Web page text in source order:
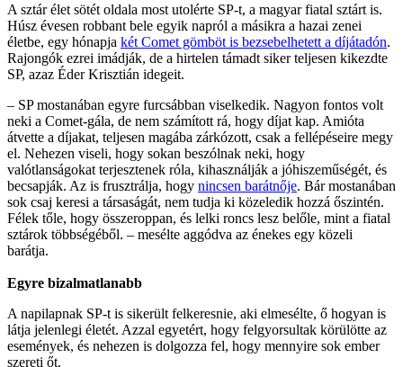
A sztár élet sötét oldala most utolérte SP-t, a magyar fiatal sztárt is.
Húsz évesen robbant bele egyik napról a másikra a hazai zenei
életbe, egy hónapja két Comet gömböt is bezsebelhetett a díjátadón.
Rajongók ezrei imádják, de a hirtelen támadt siker teljesen kikezdte
SP, azaz Éder Krisztián idegeit.
– SP mostanában egyre furcsábban viselkedik. Nagyon fontos volt
neki a Comet-gála, de nem számított rá, hogy díjat kap. Amióta
átvette a díjakat, teljesen magába zárkózott, csak a fellépéseire megy
el. Nehezen viseli, hogy sokan beszólnak neki, hogy
valótlanságokat terjesztenek róla, kihasználják a jóhiszeműségét, és
becsapják. Az is frusztrálja, hogy nincsen barátnője. Bár mostanában
sok csaj keresi a társaságát, nem tudja ki közeledik hozzá őszintén.
Félek tőle, hogy összeroppan, és lelki roncs lesz belőle, mint a fiatal
sztárok többségéből. – mesélte aggódva az énekes egy közeli
barátja.
Egyre bizalmatlanabb
A napilapnak SP-t is sikerült felkeresnie, aki elmesélte, ő hogyan is
látja jelenlegi életét. Azzal egyetért, hogy felgyorsultak körülötte az
események, és nehezen is dolgozza fel, hogy mennyire sok ember
szereti őt.